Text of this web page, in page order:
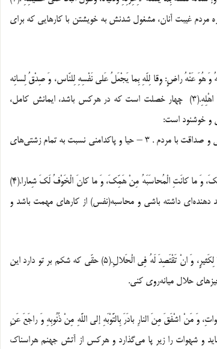
غیبت آنان، مشغول شدنش به خویشتن با کارهایی ‏که برای
وَ هُوَ عَنْهُ راضٍ: وِقا لِلّهِ بِما ‏یَجْعَلُ عَلی نَفْسِهِ لِلنّاس، وَ صِدْقُ لِسانِه
مَعَ النّاسِ، وَ الاْ سْتحْیا مِنْ کُلِّ قَبِیحٍ عِنْدَ اللّهِ وَ عِنْدَ النّاسِ، وَ حسْنِ ‏خُلْقِهِ مَعَ اهْلِهِ.(3) چهار خصلت است که در هرکس باشد، ایمانش کامل،
و خوشنود است:
‏1 – تقوای الهی با کارهایی که برای مردم به به دوش می‌کشد. ‏2 – راست گوئی و صداقت با مردم . ‏3 – حیا و پاکدامنی نسبت به تمام زشتی‌های
‏ ‏4 – قال علیه السلام: یَا ابْنَ آدَم، إ نَّکَ لا تَزالُ بَخَیْرٍ ما دامَ لَکَ واعِظٌ مِنْ نَفْسِکَ، وَ ما کانَتِ الْمُحاسَبَهُ مِنْ ‏هَمِّکَ، وَ ما کانَ الْخَوْفُ لَکَ شِعارا.(4)
دهنده‌ای داشته باشی و محاسبه‌(نفس) از کارهای مهمت باشد و
‏ ‏5 – قال علیه السلام: وَ امّا حَقُّ بَطْنِکَ فَانْ لا تَجْعَلْهُ وِعا لِقَلیلٍ مِنَ الْحَرامِ وَلا لِکَثیرٍ، وَ انْ تَقْتَصِدَ لَهُ فِی ‏الْحَلالِ.(5) حقّی که شکم بر تو دارد این
حلال میانه‌روی کنی.‏
وَ مَنْ اشْفَقَ مِنَ النارِ ‏بادَرَ بِالتَّوْبَهِ إلی اللَّهِ مِنْ ذُنُوبِهِ وَ راجَعَ عَنِ
و شهوات را زیر پا می‌گذارد و ‏هرکس از آتش جهنم هراسناک